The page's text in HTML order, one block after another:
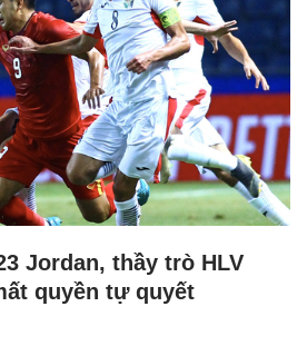
Jordan, thầy trò HLV
quyền tự quyết